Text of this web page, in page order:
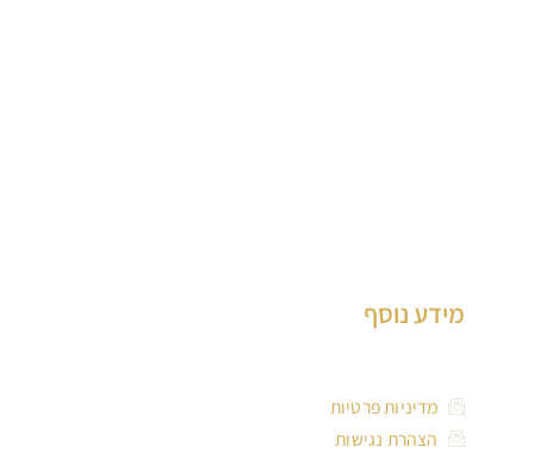
מידע נוסף
מדיניות פרטיות
הצהרת נגישות